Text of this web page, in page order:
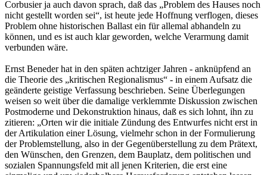
Corbusier ja auch davon sprach, daß das „Problem des Hauses noch
nicht gestellt worden sei“, ist heute jede Hoffnung verflogen, dieses
Problem ohne historischen Ballast ein für allemal abhandeln zu
können, und es ist auch klar geworden, welche Verarmung damit
verbunden wäre.
Ernst Beneder hat in den späten achtziger Jahren - anknüpfend an
die Theorie des „kritischen Regionalismus“ - in einem Aufsatz die
geänderte geistige Verfassung beschrieben. Seine Überlegungen
weisen so weit über die damalige verklemmte Diskussion zwischen
Postmoderne und Dekonstruktion hinaus, daß es sich lohnt, ihn zu
zitieren: „Orten wir die initiale Zündung des Entwurfes nicht erst in
der Artikulation einer Lösung, vielmehr schon in der Formulierung
der Problemstellung, also in der Gegenüberstellung zu dem Prätext,
den Wünschen, den Grenzen, dem Bauplatz, dem politischen und
sozialen Spannungsfeld mit all jenen Kriterien, die erst eine